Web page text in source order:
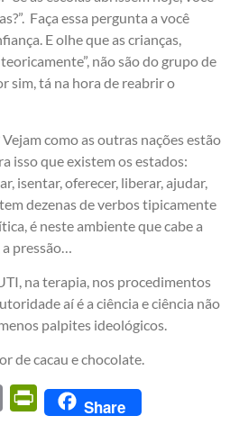
Faça essa pergunta a você
E olhe que as crianças,
não são do grupo de
sim, tá na hora de reabrir o
como as outras nações estão
isso que existem os estados:
isentar, oferecer, liberar, ajudar,
dezenas de verbos tipicamente
é neste ambiente que cabe a
pressão…
na terapia, nos procedimentos
aí é a ciência e ciência não
palpites ideológicos.
de cacau e chocolate.
Email PrintFriendly
Share